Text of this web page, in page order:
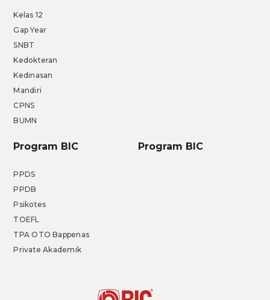
Kelas 12
Gap Year
SNBT
Kedokteran
Kedinasan
Mandiri
CPNS
BUMN
Program BIC
PPDS
PPDB
Psikotes
TOEFL
TPA OTO Bappenas
Private Akademik
Program BIC